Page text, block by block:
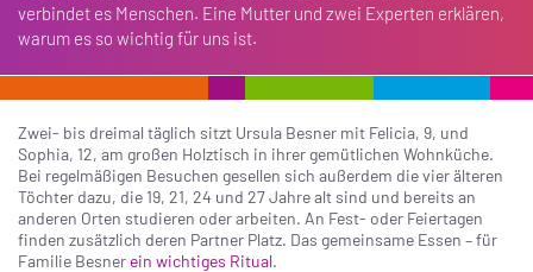
verbindet es Menschen. Eine Mutter und zwei Experten erklären,
warum es so wichtig für uns ist.
Zwei- bis dreimal täglich sitzt Ursula Besner mit Felicia, 9, und
Sophia, 12, am großen Holztisch in ihrer gemütlichen Wohnküche.
Bei regelmäßigen Besuchen gesellen sich außerdem die vier älteren
Töchter dazu, die 19, 21, 24 und 27 Jahre alt sind und bereits an
anderen Orten studieren oder arbeiten. An Fest- oder Feiertagen
finden zusätzlich deren Partner Platz. Das gemeinsame Essen – für
Familie Besner ein wichtiges Ritual.